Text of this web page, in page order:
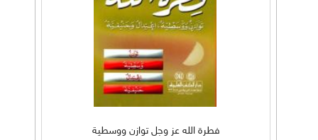
فطرة الله عز وجل توازن ووسطية